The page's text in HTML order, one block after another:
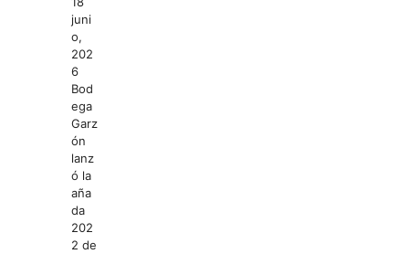
juni
o,
202
6
Bod
ega
Garz
ón
lanz
ó la
aña
da
202
2 de